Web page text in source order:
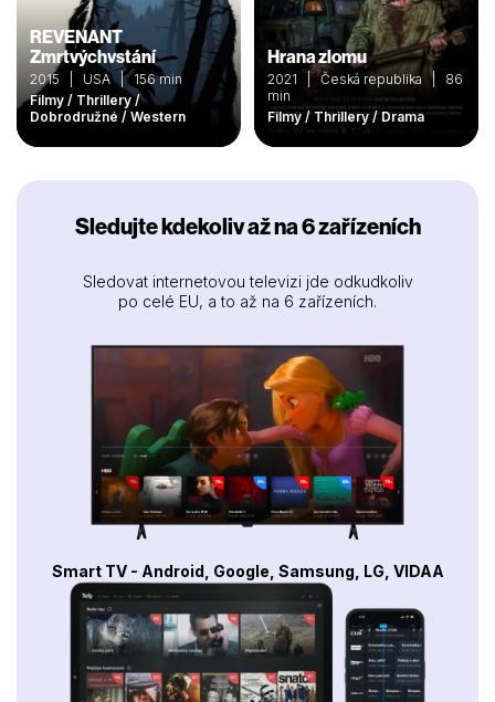
REVENANT
Zmrtvýchvstání
2015 | USA | 156 min
Filmy / Thrillery /
Dobrodružné / Western
Hrana zlomu
2021 | Česká republika | 86
min
Filmy / Thrillery / Drama
Sledujte kdekoliv až na 6 zařízeních
Sledovat internetovou televizi jde odkudkoliv
po celé EU, a to až na 6 zařízeních.
Smart TV - Android, Google, Samsung, LG, VIDAA